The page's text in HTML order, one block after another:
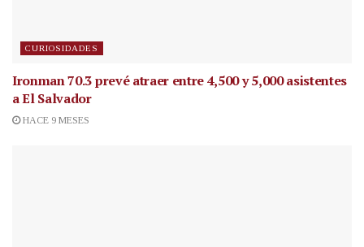
CURIOSIDADES
Ironman 70.3 prevé atraer entre 4,500 y 5,000 asistentes
a El Salvador
HACE 9 MESES